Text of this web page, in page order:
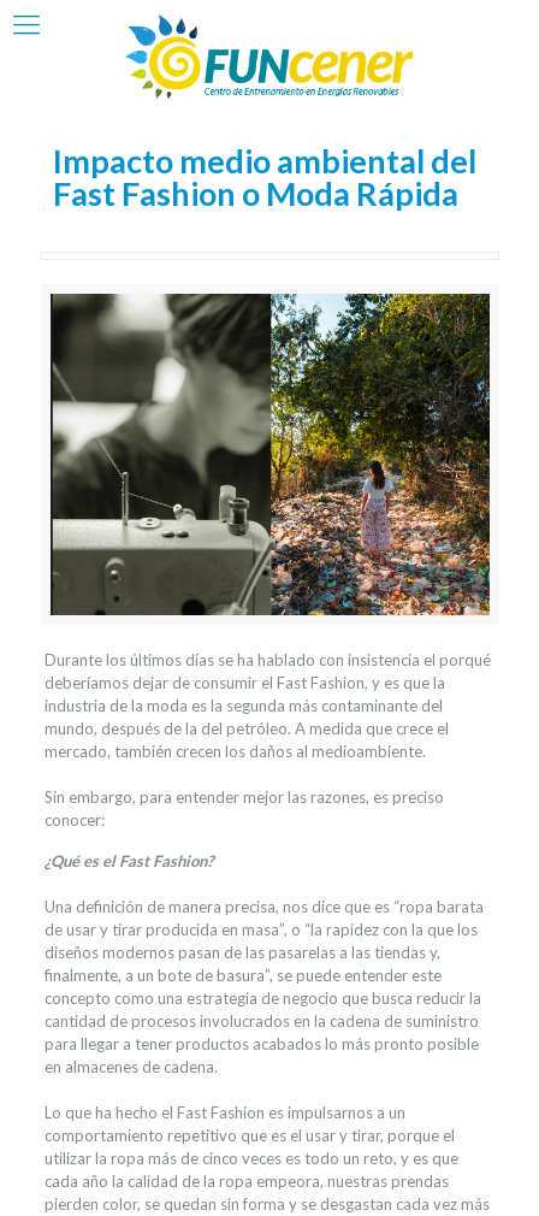
Impacto medio ambiental del
Fast Fashion o Moda Rápida
Durante los últimos días se ha hablado con insistencia el porqué
deberíamos dejar de consumir el Fast Fashion, y es que la
industria de la moda es la segunda más contaminante del
mundo, después de la del petróleo. A medida que crece el
mercado, también crecen los daños al medioambiente.
Sin embargo, para entender mejor las razones, es preciso
conocer:
¿Qué es el Fast Fashion?
Una definición de manera precisa, nos dice que es “ropa barata
de usar y tirar producida en masa”, o “la rapidez con la que los
diseños modernos pasan de las pasarelas a las tiendas y,
finalmente, a un bote de basura”, se puede entender este
concepto como una estrategia de negocio que busca reducir la
cantidad de procesos involucrados en la cadena de suministro
para llegar a tener productos acabados lo más pronto posible
en almacenes de cadena.
Lo que ha hecho el Fast Fashion es impulsarnos a un
comportamiento repetitivo que es el usar y tirar, porque el
utilizar la ropa más de cinco veces es todo un reto, y es que
cada año la calidad de la ropa empeora, nuestras prendas
pierden color, se quedan sin forma y se desgastan cada vez más